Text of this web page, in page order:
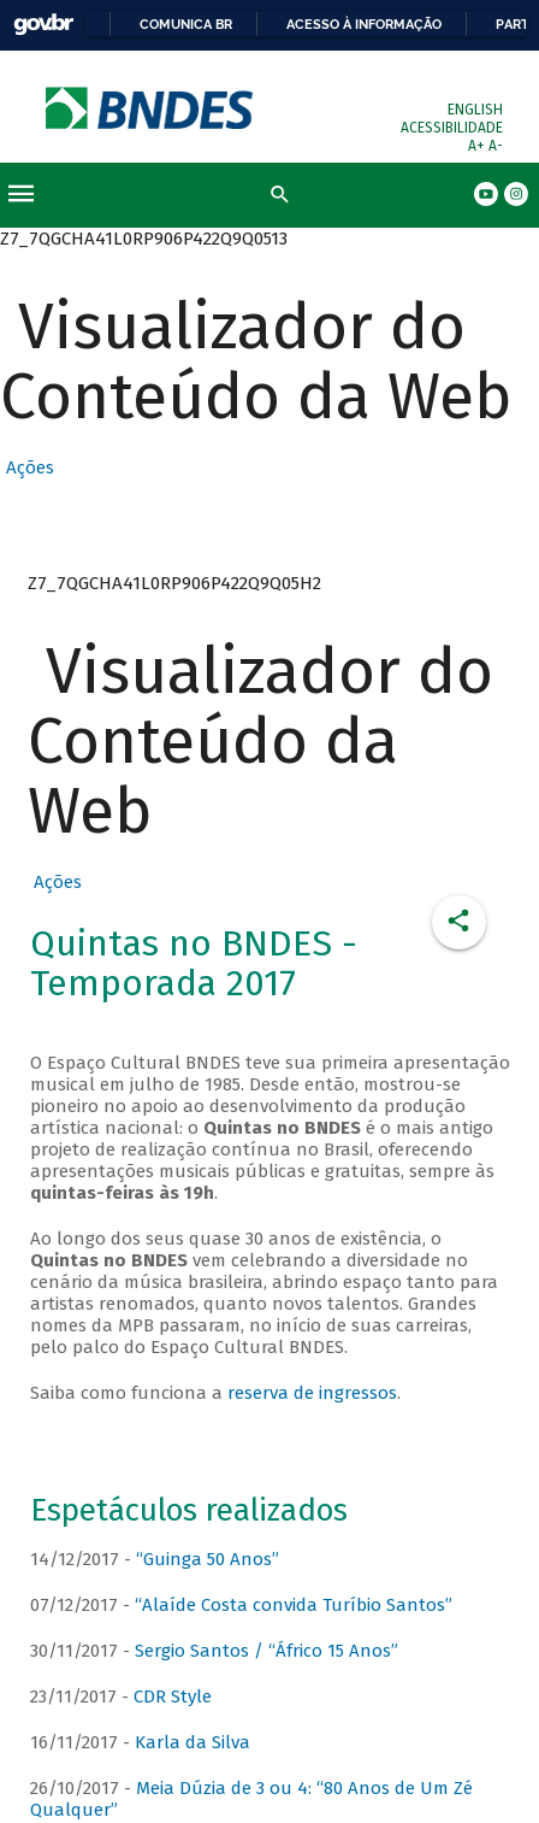
COMUNICA BR ACESSO À INFORMAÇÃO
ENGLISH
ACESSIBILIDADE
A+ A-
Z7_7QGCHA41L0RP906P422Q9Q0513
Visualizador do
Conteúdo da Web
Ações
Z7_7QGCHA41L0RP906P422Q9Q05H2
Visualizador do
Conteúdo da
Web
Ações
Quintas no BNDES -
Temporada 2017
O Espaço Cultural BNDES teve sua primeira apresentação
musical em julho de 1985. Desde então, mostrou-se
pioneiro no apoio ao desenvolvimento da produção
artística nacional: o Quintas no BNDESé o mais antigo
projeto de realização contínua no Brasil, oferecendo
apresentações musicais públicas e gratuitas, sempre às
quintas-feiras às 19h.
Ao longo dos seus quase 30 anos de existência, o
Quintas no BNDESvem celebrando a diversidade no
cenário da música brasileira, abrindo espaço tanto para
artistas renomados, quanto novos talentos. Grandes
nomes da MPB passaram, no início de suas carreiras,
pelo palco do Espaço Cultural BNDES.
Saiba como funciona a reserva de ingressos.
Espetáculos realizados
14/12/2017 - “Guinga 50 Anos”
07/12/2017 - “Alaíde Costa convida Turíbio Santos”
30/11/2017 - Sergio Santos / “Áfrico 15 Anos”
23/11/2017 - CDR Style
16/11/2017 - Karla da Silva
26/10/2017 - Meia Dúzia de 3 ou 4: “80 Anos de Um Zé
Qualquer”